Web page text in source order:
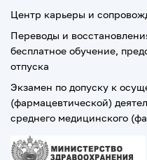
Центр карьеры и
Переводы и
бесплатное обучение,
отпуска
Экзамен по допуску к
(фармацевтической)
среднего медицинского